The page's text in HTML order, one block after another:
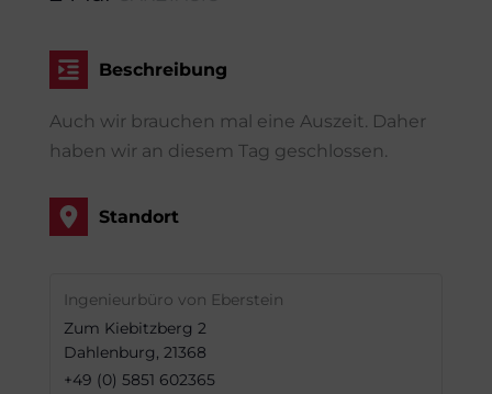
Beschreibung
Auch wir brauchen mal eine Auszeit. Daher
haben wir an diesem Tag geschlossen.
Standort
Ingenieurbüro von Eberstein
Zum Kiebitzberg 2
Dahlenburg, 21368
+49 (0) 5851 602365